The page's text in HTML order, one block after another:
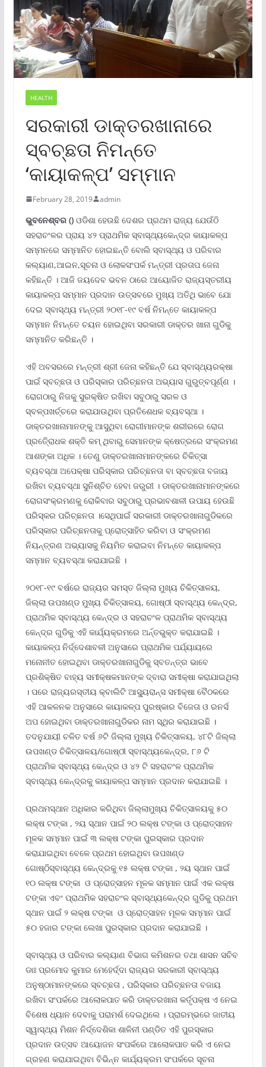
HEALTH
ସରକାରୀ ଡାକ୍ତରଖାନାରେ
ସ୍ବଚ୍ଛତା ନିମନ୍ତେ
‘କାୟାକଳ୍ପ’ ସମ୍ମାନ
February 28, 2019 admin
ଭୁବନେଶ୍ବର ()ଓଡିଶା ହେଉଛି ଦେଶର ପ୍ରଥମ ରାଜ୍ୟ ଯେଉଁଠି
ସହରାଚଂଳର ପ୍ରାୟ ୪୨ ପ୍ରାଥମିକ ସ୍ବାସ୍ଥ୍ୟକେନ୍ଦ୍ର କାୟାକଳ୍ପ
ସମ୍ମନରେ ସମ୍ମାନିତ ହୋଇଛନ୍ତି ବୋଲି ସ୍ବାସ୍ଥ୍ୟ ଓ ପରିବାର
କଲ୍ୟାଣ,ଆଇନ,ସୂଚନା ଓ ଲୋକସଂପର୍କ ମନ୍ତ୍ରୀ ପ୍ରତାପ ଜେନା
କହିଛନ୍ତି । ଆଜି ଜୟଦେବ ଭବନ ଠାରେ ଆୟୋଜିତ ରାଜ୍ୟସ୍ତରୀୟ
କାୟାକଳ୍ପ ସମ୍ମାନ ପ୍ରଦାନ ଉତ୍ସବରେ ମୁଖ୍ୟ ଅତିଥି ଭାବେ ଯୋ
ଦେଇ ସ୍ବାସ୍ଥ୍ୟ ମନ୍ତ୍ରୀ ୨୦୧୮-୧୯ ବର୍ଷ ନିମନ୍ତେ କାୟାକଳ୍ପ
ସମ୍ମାନ ନିମନ୍ତେ ଚୟନ ହୋଇଥିବା ସରକାରୀ ଡାକ୍ତର ଖାନା ଗୁଡିକୁ
ସମ୍ମାନିତ କରିଛନ୍ତି ।
ଏହି ଅବସରରେ ମନ୍ତ୍ରୀ ଶ୍ରୀ ଜେନା କହିଛନ୍ତି ଯେ ସ୍ବାସ୍ଥ୍ୟରକ୍ଷା
ପାଇଁ ସ୍ବଚ୍ଛତା ଓ ପରିସ୍କାର ପରିଚ୍ଛନତା ଅଭ୍ୟାସ ଗୁରୁତ୍ବପୂର୍ଣ୍ଣ ।
ରୋଗଠାରୁ ନିଜକୁ ସୁରକ୍ଷିତ ରଖିବା ସବୁଠାରୁ ସରଳ ଓ
ସ୍ବଳ୍ପଖର୍ଚ୍ଚରେ କରାଯାଉଥିବା ପ୍ରତିଶେଧକ ବ୍ୟବସ୍ଥା ।
ଡାକ୍ତରଖାନାମାନଙ୍କୁ ଆସୁଥିବା ରୋଗୀମାନଙ୍କ ଶରୀରରେ ରୋଗ
ପ୍ରତି୍େରାଧକ ଶକ୍ତି କମ୍ ଥିବାରୁ ସେମାନଙ୍କ କ୍ଷେତ୍ରରେ ସଂକ୍ରମଣ
ଆଶଙ୍କା ଅଧିକ । ତେଣୁ ଡାକ୍ତରଖାନାମାନଙ୍କରେ ଚିକିତ୍ସା
ବ୍ୟବସ୍ଥା ଅପେକ୍ଷା ପରିସ୍କାର ପରିଚ୍ଛନତା ବା ସ୍ବଚ୍ଛତା ବଜାୟ
ରଖିବା ବ୍ୟବସ୍ଥା ସୁନିଶ୍ଚିତ ହେବା ଜରୁରୀ । ଡାକ୍ତରଖାନାମାନଙ୍କରେ
ରୋଗସଂକ୍ରମଣକୁ ରୋକିବାର ସବୁଠାରୁ ପ୍ରଭାବଶାଳୀ ଉପାୟ ହେଉଛି
ପରିସ୍କର ପରିଚ୍ଛନତା ।ସେଥିପାଇଁ ସରକାରୀ ଡାକ୍ତରଖାନାଗୁଡିକରେ
ପରିସ୍କାର ପରିଚ୍ଛନତାକୁ ପ୍ରୋତ୍ସାହିତ କରିବା ଓ ସଂକ୍ରମଣ
ନିୟନ୍ତ୍ରଣ ଅଭ୍ୟାସକୁ ନିୟମିତ କରାଇବା ନିମନ୍ତେ କାୟାକଳ୍ପ
ସମ୍ମାନ ବ୍ୟବସ୍ଥା କରାଯାଇଛି ।
୨୦୧୮-୧୯ ବର୍ଷରେ ରାଜ୍ୟର ସମସ୍ତ ଜିଲ୍ଲା ମୁଖ୍ୟ ଚିକିତ୍ସାଳୟ,
ଜିଲ୍ଲା ଉପଖଣ୍ଡ ମୁଖ୍ୟ ଚିକିତ୍ସାଳୟ, ଗୋଷ୍ଠୀ ସ୍ବାସ୍ଥ୍ୟ କେନ୍ଦ୍ର,
ପ୍ରାଥମିକ ସ୍ବାସ୍ଥ୍ୟ କେନ୍ଦ୍ର ଓ ସହରାଚଂଳ ପ୍ରାଥମିକ ସ୍ବାସ୍ଥ୍ୟ
କେନ୍ଦ୍ର ଗୁଡିକୁ ଏହି କାର୍ଯ୍ୟକ୍ରମରେ ଅର୍ନ୍ତଭୁକ୍ତ କରାଯାଇଛି ।
କାୟାକଳ୍ପ ନିର୍ଦ୍ଦେଶାବଳୀ ଅନୁସାରେ ପ୍ରାଥମିକ ପର୍ଯ୍ୟାୟରେ
ମନୋନୀତ ହୋଇଥିବା ଡାକ୍ତରଖାନାଗୁଡିକୁ ସ୍ବତନ୍ତ୍ର ଭାବେ
ପ୍ରଶିକ୍ଷିତ ବାହ୍ୟ ସମୀକ୍ଷକମାନଙ୍କ ଦ୍ବାରା ସମୀକ୍ଷା କରାଯାଇଥିଲା
। ପରେ ରାଜ୍ୟରସ୍ତୀୟ କ୍ବାଲିଟି ଆସ୍ୟୁରାନ୍ସ ସମୀକ୍ଷା ବୈଠକରେ
ଏହି ଆକଳନକ ଅନୁସାରେ କାୟାକଳ୍ପ ପୁରଷ୍କାର ବିଜେତା ଓ ରନର୍ସ
ଅପ ହୋଇଥିବା ଡାକ୍ତରଖାନାଗୁଡିକର ନାମ ସ୍ଥିର କରାଯାଇଛି ।
ତଦନୁଯାୟୀ ଚଳିତ ବର୍ଷ ୬ଟି ଜିଲ୍ଲା ମୁଖ୍ୟ ଚିକିତ୍ସାଳୟ, ୪୮ଟି ଜିଲ୍ଲା
ଉପଖଣ୍ଡ ଚିକିତ୍ସାଳୟ/ଗୋଷ୍ଠୀ ସ୍ବାସ୍ଥ୍ୟକେନ୍ଦ୍ର, ୮୬ ଟି
ପ୍ରାଥମିକ ସ୍ବାସ୍ଥ୍ୟ କେନ୍ଦ୍ର ଓ ୪୨ ଟି ସହରାଚଂଳ ପ୍ରାଥମିକ
ସ୍ବାସ୍ଥ୍ୟ କେନ୍ଦ୍ରକୁ କାୟାକଳ୍ପ ସମ୍ମାନ ପ୍ରଦାନ କରାଯାଇଛି ।
ପ୍ରଥମସ୍ଥାନ ଅଧିକାର କରିଥିବା ଜିଲ୍ଲାମୁଖ୍ୟ ଚିକିତ୍ସାଳୟକୁ ୫୦
ଲକ୍ଷ ଟଙ୍କା , ୨ୟ ସ୍ଥାନ ପାଇଁ ୨୦ ଲକ୍ଷ ଟଙ୍କା ଓ ପ୍ରୋତ୍ସାହନ
ମୂଳକ ସମ୍ମାନ ପାଇଁ ୩ ଲକ୍ଷ ଟଙ୍କା ପୁରସ୍କାର ପ୍ରଦାନ
କରାଯାଇଥିବା ବେଳେ ପ୍ରଥମ ହୋଇଥିବା ଉପଖଣ୍ଡ
ଗୋଷ୍ଠିସ୍ବାସ୍ଥ୍ୟ କେନ୍ଦ୍ରକୁ ୧୫ ଲକ୍ଷ ଟଙ୍କା , ୨ୟ ସ୍ଥାନ ପାଇଁ
୧୦ ଲକ୍ଷ ଟଙ୍କା ଓ ପ୍ରୋତ୍ସାହନ ମୂଳକ ସମ୍ମାନ ପାଇଁ ଏକ ଲକ୍ଷ
ଟଙ୍କା ଏବଂ ପ୍ରାଥମିକ ସହରାଚଂଳ ସ୍ବାସ୍ଥ୍ୟକେନ୍ଦ୍ର ଗୁଡିକୁ ପ୍ରଥମ
ସ୍ଥାନ ପାଇଁ ୨ ଲକ୍ଷ ଟଙ୍କା ଓ ପ୍ରୋତ୍ସାହନ ମୂଳକ ସମ୍ମାନ ପାଇଁ
୫୦ ହଜାର ଟଙ୍କା ଲେଖା ପୁରସ୍କାର ପ୍ରଦାନ କରାଯାଇଛି ।
ସ୍ବାସ୍ଥ୍ୟ ଓ ପରିବାର କଲ୍ୟାଣ ବିଭାଗ କମିଶନର ତଥା ଶାସନ ସଚିବ
ଡାଃ ପ୍ରମୋଦ କୁମାର ମେହେର୍ଦ୍ଦା ରାଜ୍ୟର ସରକାରୀ ସ୍ବାସ୍ଥ୍ୟ
ଅନୁଷ୍ଠାମାନଙ୍କରେ ସ୍ବଚ୍ଛତା , ପରିସ୍କାର ପରିଚ୍ଛନତା ବଜାୟ
ରଖିବା ସଂପର୍କରେ ଆଲୋକପାତ କରି ଡାକ୍ତରଖାନା କର୍ତୃପକ୍ଷ ଏ ନେଇ
ବିଶେଷ ଧ୍ୟାନ ଦେବାକୁ ପରାମର୍ଶ ଦେଇଥିଲେ । ପ୍ରାରମ୍ଭରେ ଜାତୀୟ
ସ୍ୱାସ୍ଥ୍ୟ ମିଶନ ନିର୍ଦ୍ଦେଶିକା ଶାଳିନୀ ପଣ୍ଡିତ ଏହି ପୁରସ୍କାର
ପ୍ରଦାନ ଉତ୍ସବ ଆୟୋଜନ ସଂପର୍କରେ ଆଲୋକପାତ କରି ଏ ନେଇ
ଗ୍ରହଣ କରାଯାଇଥିବା ବିଭିନ୍ନ କାର୍ଯ୍ୟକ୍ରମ ସଂପର୍କରେ ସୂଚନା